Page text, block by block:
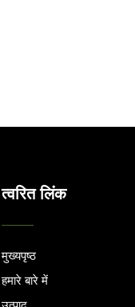
त्वरित लिंक
मुख्यपृष्ठ
हमारे बारे में